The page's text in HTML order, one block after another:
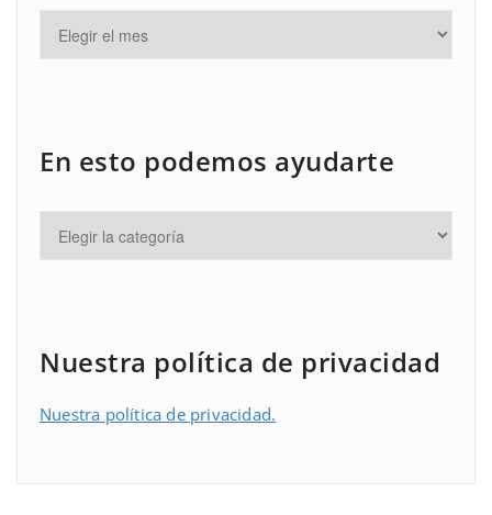
En esto podemos ayudarte
Nuestra política de privacidad
Nuestra política de privacidad.